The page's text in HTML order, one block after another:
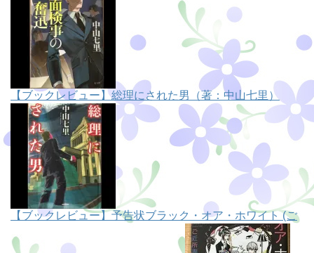
【ブックレビュー】総理にされた男（著：中山七里）
【ブックレビュー】予告状ブラック・オア・ホワイト (ご